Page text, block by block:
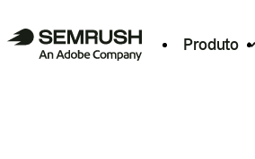
Produto